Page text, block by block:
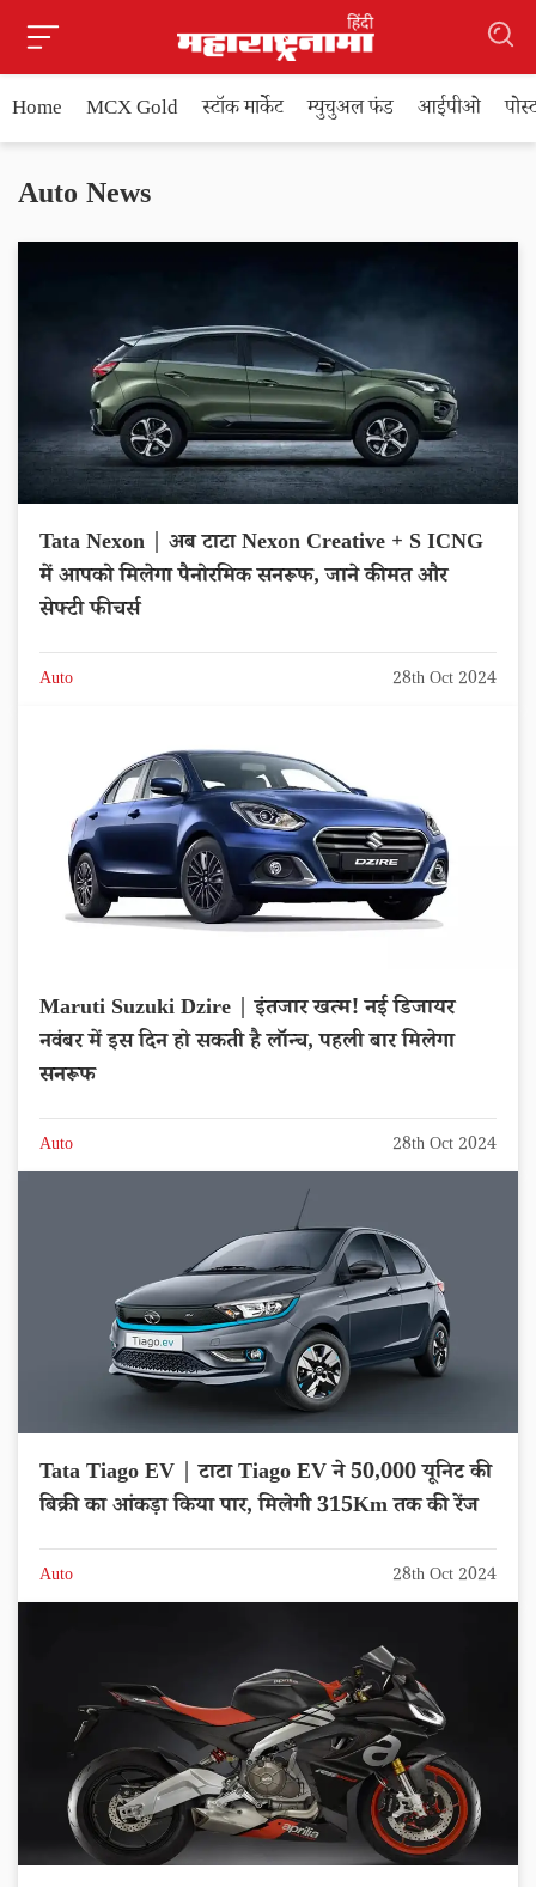
Home MCX Gold स्टॉक मार्केट म्युचुअल फंड आईपीओ
Auto News
Tata Nexon | अब टाटा Nexon Creative + S ICNG
में आपको मिलेगा पैनोरमिक सनरूफ, जाने कीमत और
सेफ्टी फीचर्स
Auto 28th Oct 2024
Maruti Suzuki Dzire | इंतजार खत्म! नई डिजायर
नवंबर में इस दिन हो सकती है लॉन्च, पहली बार मिलेगा
सनरूफ
Auto 28th Oct 2024
Tata Tiago EV | टाटा Tiago EV ने 50,000 यूनिट की
बिक्री का आंकड़ा किया पार, मिलेगी 315Km तक की रेंज
Auto 28th Oct 2024